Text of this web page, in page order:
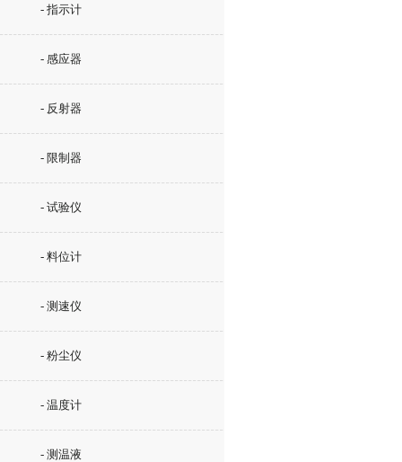
- 指示计
- 感应器
- 反射器
- 限制器
- 试验仪
- 料位计
- 测速仪
- 粉尘仪
- 温度计
- 测温液